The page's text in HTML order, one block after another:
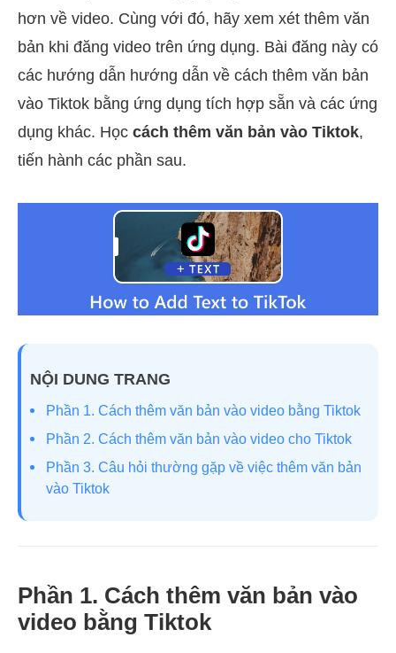
hơn về video. Cùng với đó, hãy xem xét thêm văn
bản khi đăng video trên ứng dụng. Bài đăng này có
các hướng dẫn hướng dẫn về cách thêm văn bản
vào Tiktok bằng ứng dụng tích hợp sẵn và các ứng
dụng khác. Học cách thêm văn bản vào Tiktok,
tiến hành các phần sau.
NỘI DUNG TRANG
Phần 1. Cách thêm văn bản vào video bằng Tiktok
Phần 2. Cách thêm văn bản vào video cho Tiktok
Phần 3. Câu hỏi thường gặp về việc thêm văn bản
vào Tiktok
Phần 1. Cách thêm văn bản vào
video bằng Tiktok